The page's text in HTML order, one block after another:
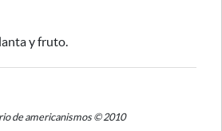
y fruto.
de americanismos © 2010